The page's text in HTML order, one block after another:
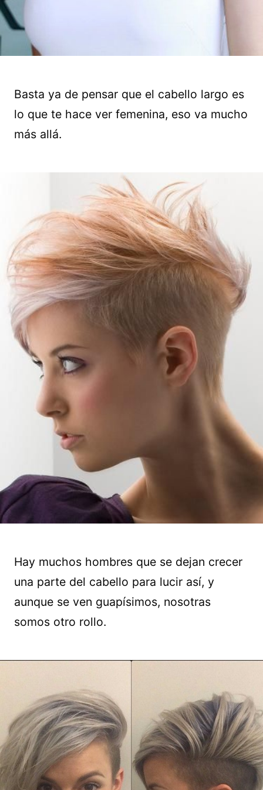
Basta ya de pensar que el cabello largo es
lo que te hace ver femenina, eso va mucho
más allá.
Hay muchos hombres que se dejan crecer
una parte del cabello para lucir así, y
aunque se ven guapísimos, nosotras
somos otro rollo.